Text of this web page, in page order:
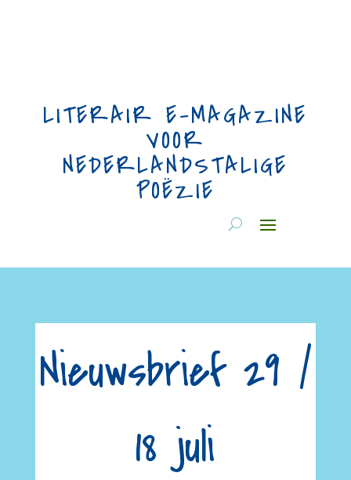
LITERAIR E-MAGAZINE
VOOR
NEDERLANDSTALIGE
POËZIE
Nieuwsbrief 29 /
18 juli